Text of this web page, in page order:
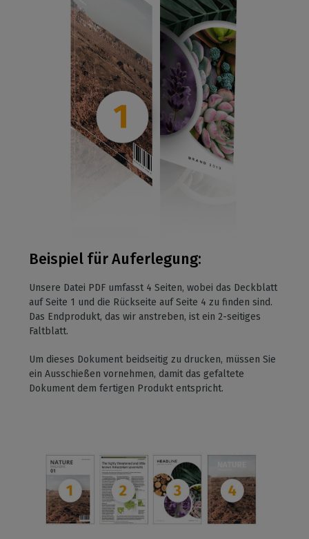
Beispiel für Auferlegung:
Unsere Datei PDF umfasst 4 Seiten, wobei das Deckblatt
auf Seite 1 und die Rückseite auf Seite 4 zu finden sind.
Das Endprodukt, das wir anstreben, ist ein 2-seitiges
Faltblatt.
Um dieses Dokument beidseitig zu drucken, müssen Sie
ein Ausschießen vornehmen, damit das gefaltete
Dokument dem fertigen Produkt entspricht.